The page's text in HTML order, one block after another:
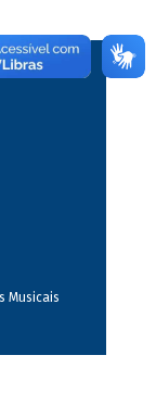
Musicais